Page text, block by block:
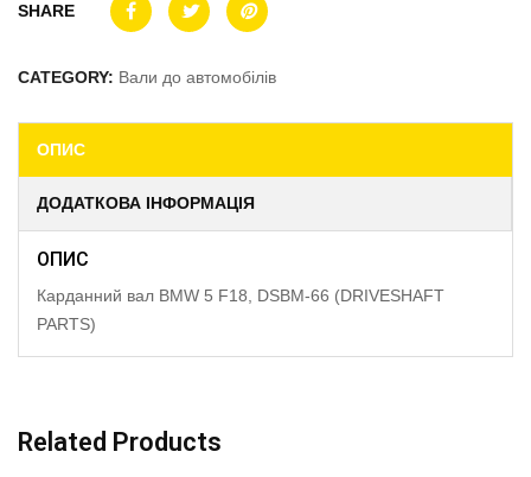
SHARE
CATEGORY: Вали до автомобілів
ОПИС
ДОДАТКОВА ІНФОРМАЦІЯ
ОПИС
Карданний вал BMW 5 F18, DSBM-66 (DRIVESHAFT
PARTS)
Related Products